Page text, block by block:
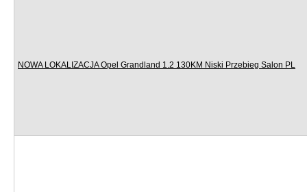
NOWA LOKALIZACJA Opel Grandland 1.2 130KM Niski Przebieg Salon PL